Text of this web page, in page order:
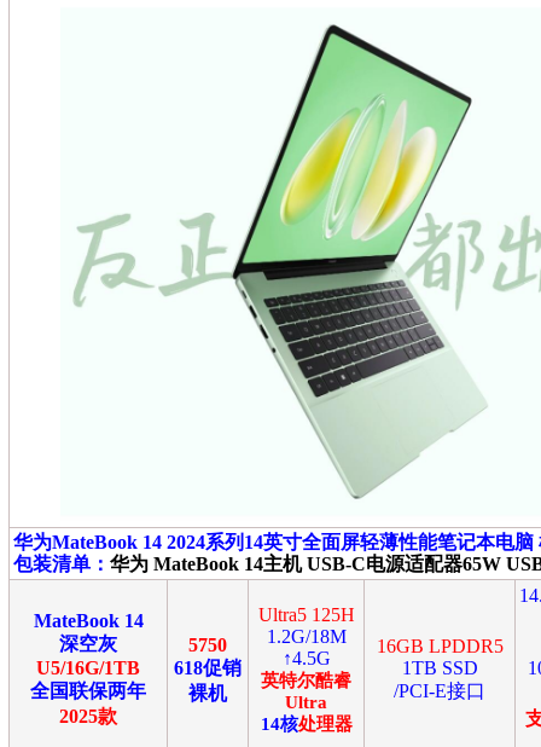
华为MateBook 14 2024系列14英寸全面屏轻薄性能笔记本电脑
包装清单： 华为 MateBook 14主机 USB-C电源适配器65W
MateBook 14
深空灰
U5/16G/1TB
全国联保两年
2025款
5750
618促销
裸机
Ultra5 125H
1.2G/18M
↑4.5G
英特尔酷睿
Ultra
14核处理器
16GB LPDDR5
1TB SSD
/PCI-E接口